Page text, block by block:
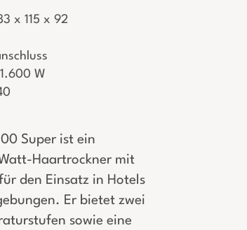
x 115 x 92
­ 1.600 W
Super ist ein
Haartrockner mit
den Einsatz in Hotels
Er bietet zwei
sowie eine